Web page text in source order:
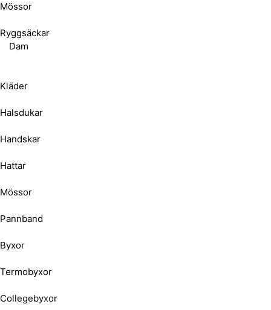
Mössor
Ryggsäckar
Dam
Kläder
Halsdukar
Handskar
Hattar
Mössor
Pannband
Byxor
Termobyxor
Collegebyxor